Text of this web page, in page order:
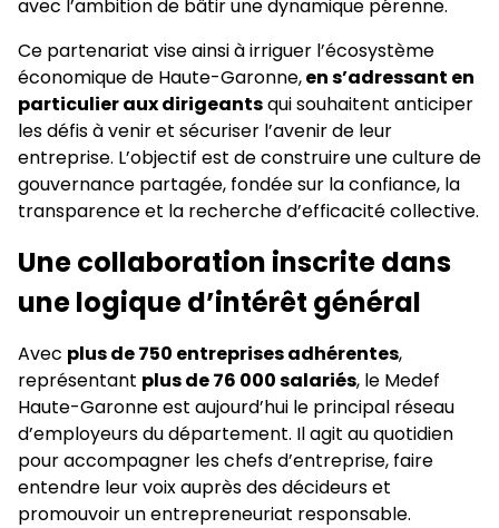
avec l’ambition de bâtir une dynamique pérenne.
Ce partenariat vise ainsi à irriguer l’écosystème
économique de Haute-Garonne,en s’adressant en
particulier aux dirigeantsqui souhaitent anticiper
les défis à venir et sécuriser l’avenir de leur
entreprise. L’objectif est de construire une culture de
gouvernance partagée, fondée sur la confiance, la
transparence et la recherche d’efficacité collective.
Une collaboration inscrite dans
une logique d’intérêt général
Avec plus de 750 entreprises adhérentes,
représentant plus de 76 000 salariés, le Medef
Haute-Garonne est aujourd’hui le principal réseau
d’employeurs du département. Il agit au quotidien
pour accompagner les chefs d’entreprise, faire
entendre leur voix auprès des décideurs et
promouvoir un entrepreneuriat responsable.